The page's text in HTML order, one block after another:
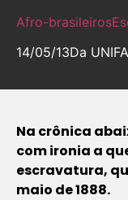
Afro-brasileiros
14/05/13Da
Na crônica
com ironia a
escravatura,
maio de 1888.